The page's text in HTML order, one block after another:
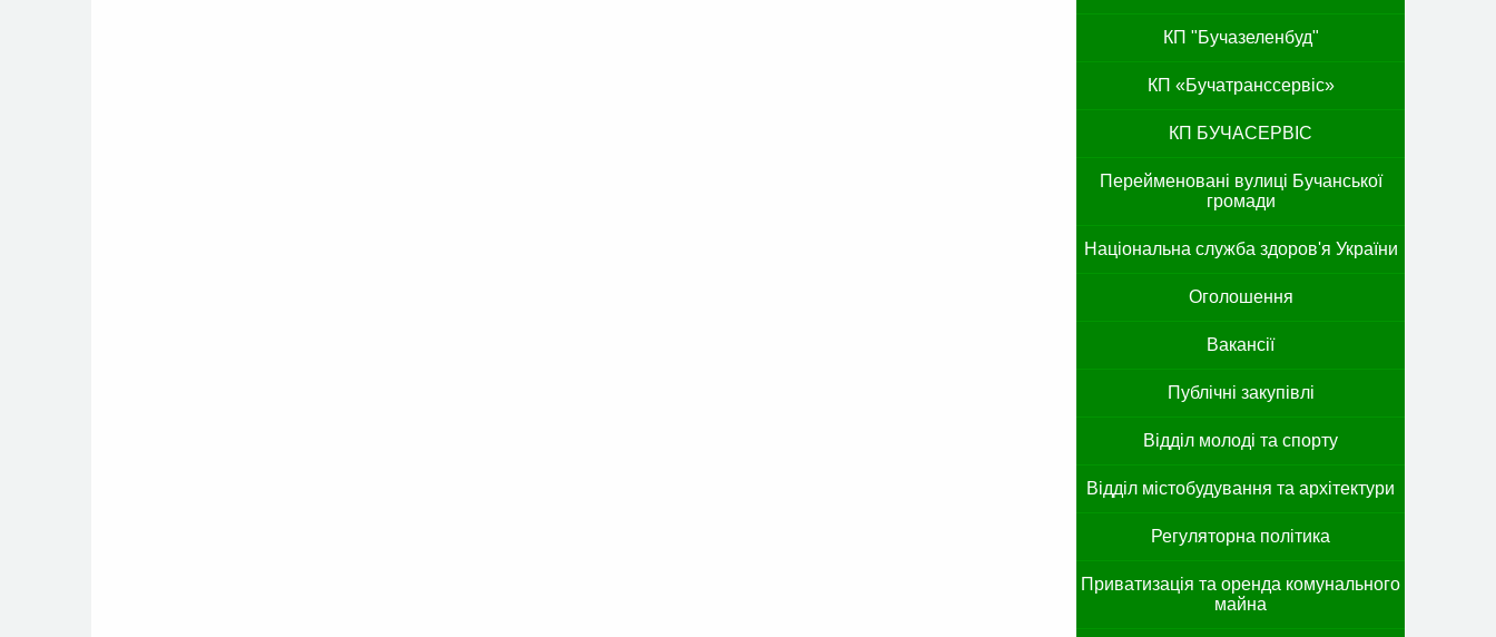
КП "Бучазеленбуд"
КП «Бучатранссервіс»
КП БУЧАСЕРВІС
Перейменовані вулиці Бучанської
громади
Національна служба здоров'я України
Оголошення
Вакансії
Публічні закупівлі
Відділ молоді та спорту
Відділ містобудування та архітектури
Регуляторна політика
Приватизація та оренда комунального
майна